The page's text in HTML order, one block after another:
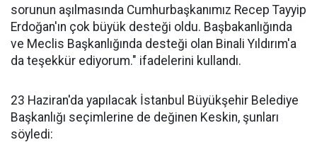
sorunun aşılmasında Cumhurbaşkanımız Recep Tayyip
Erdoğan'ın çok büyük desteği oldu. Başbakanlığında
ve Meclis Başkanlığında desteği olan Binali Yıldırım'a
da teşekkür ediyorum." ifadelerini kullandı.
23 Haziran'da yapılacak İstanbul Büyükşehir Belediye
Başkanlığı seçimlerine de değinen Keskin, şunları
söyledi: